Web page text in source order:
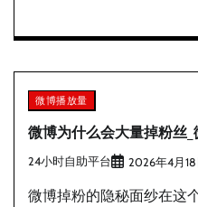
微博播放量
微博为什么会大量掉粉丝
24小时自助平台 2026年4月18
微博掉粉的隐秘面纱在这